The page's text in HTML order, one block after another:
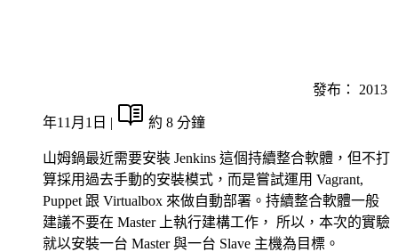
發布： 2013
年11月1日 | 約 8 分鐘
山姆鍋最近需要安裝 Jenkins 這個持續整合軟體，但不打
算採用過去手動的安裝模式，而是嘗試運用 Vagrant,
Puppet 跟 Virtualbox 來做自動部署。持續整合軟體一般
建議不要在 Master 上執行建構工作， 所以，本次的實驗
就以安裝一台 Master 與一台 Slave 主機為目標。